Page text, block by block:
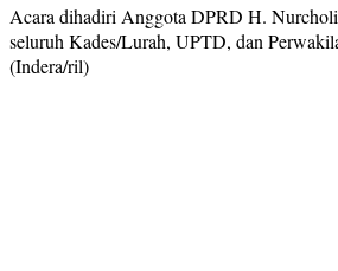
Acara dihadiri Anggota DPRD H.
seluruh Kades/Lurah, UPTD, dan
(Indera/ril)